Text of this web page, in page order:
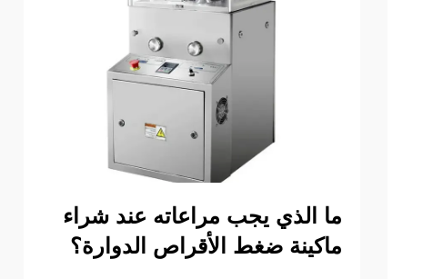
ما الذي يجب مراعاته عند شراء
ماكينة ضغط الأقراص الدوارة؟